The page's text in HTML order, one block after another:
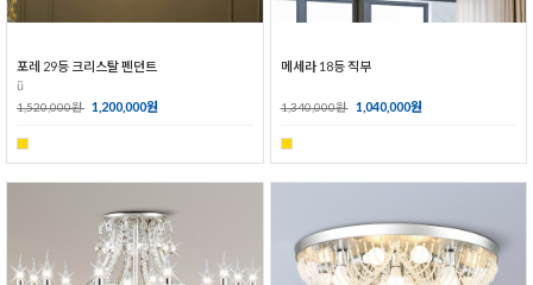
포레 29등 크리스탈 펜던트
ũ
1,520,000원 1,200,000원
메세라 18등 직부
1,340,000원 1,040,000원